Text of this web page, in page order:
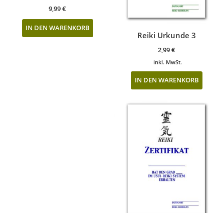
9,99€
IN DEN WARENKORB
Reiki Urkunde 3
2,99€
inkl. MwSt.
IN DEN WARENKORB